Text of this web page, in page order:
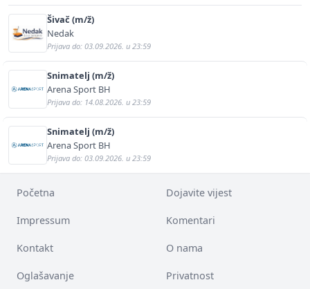
Šivač (m/ž)
Nedak
Prijava do: 03.09.2026. u 23:59
Snimatelj (m/ž)
Arena Sport BH
Prijava do: 14.08.2026. u 23:59
Snimatelj (m/ž)
Arena Sport BH
Prijava do: 03.09.2026. u 23:59
Početna Dojavite vijest
Impressum Komentari
Kontakt O nama
Oglašavanje Privatnost